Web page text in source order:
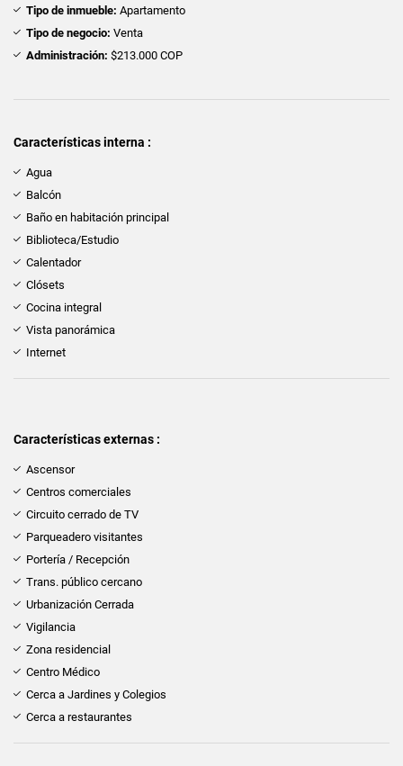
Tipo de inmueble: Apartamento
Tipo de negocio: Venta
Administración: $213.000 COP
Características interna :
Agua
Balcón
Baño en habitación principal
Biblioteca/Estudio
Calentador
Clósets
Cocina integral
Vista panorámica
Internet
Características externas :
Ascensor
Centros comerciales
Circuito cerrado de TV
Parqueadero visitantes
Portería / Recepción
Trans. público cercano
Urbanización Cerrada
Vigilancia
Zona residencial
Centro Médico
Cerca a Jardines y Colegios
Cerca a restaurantes